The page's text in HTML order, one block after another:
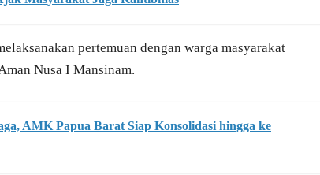
pertemuan dengan warga masyarakat
Nusa I Mansinam.
AMK Papua Barat Siap Konsolidasi hingga ke